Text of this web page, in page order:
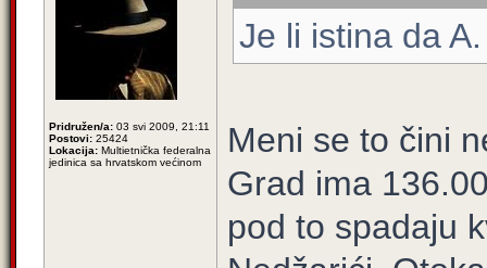
Pridružen/a: 03 svi 2009, 21:11
Postovi: 25424
Lokacija: Multietnička federalna
jedinica sa hrvatskom većinom
Je li istina da
Meni se to čini
Grad ima
pod to spadaju